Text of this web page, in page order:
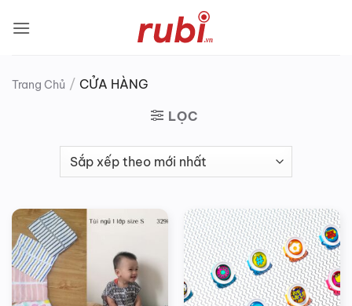
qua
Trang Chủ / CỬA HÀNG
LỌC